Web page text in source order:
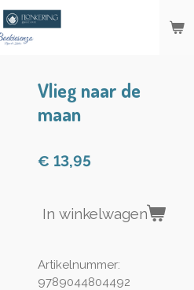
Vlieg naar de
maan
€ 13,95
In winkelwagen
Artikelnummer:
9789044804492